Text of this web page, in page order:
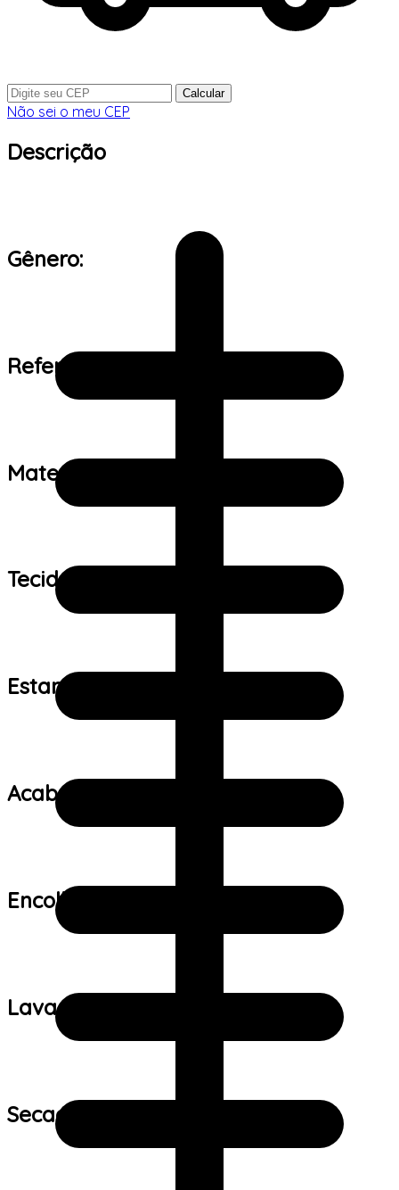
Calcular
Não sei o meu CEP
Descrição
Gênero:
Referência de tamanho:
Material:
Tecido:
Estampa:
Acabamento:
Encolhimento:
Lavagem:
Secagem: